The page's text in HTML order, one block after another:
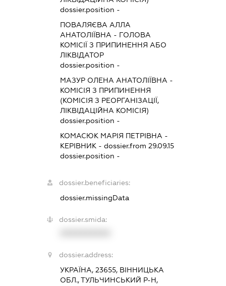
dossier.position -
ПОВАЛЯЄВА АЛЛА
АНАТОЛІЇВНА - ГОЛОВА
КОМІСІЇ З ПРИПИНЕННЯ АБО
ЛІКВІДАТОР
dossier.position -
МАЗУР ОЛЕНА АНАТОЛІЇВНА -
КОМІСІЯ З ПРИПИНЕННЯ
(КОМІСІЯ З РЕОРГАНІЗАЦІЇ,
ЛІКВІДАЦІЙНА КОМІСІЯ)
dossier.position -
КОМАСЮК МАРІЯ ПЕТРІВНА -
КЕРІВНИК - dossier.from 29.09.15
dossier.position -
dossier.beneficiaries:
dossier.missingData
dossier.smida:
dossier.address:
УКРАЇНА, 23655, ВІННИЦЬКА
ОБЛ., ТУЛЬЧИНСЬКИЙ Р-Н,